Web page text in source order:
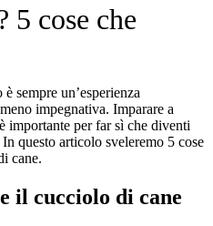
5 cose che
sempre un’esperienza
impegnativa. Imparare a
importante per far sì che diventi
questo articolo sveleremo 5 cose
cane.
il cucciolo di cane